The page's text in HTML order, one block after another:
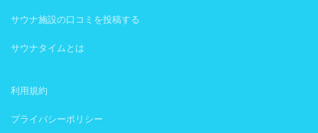
サウナ施設の口コミを投稿する
サウナタイムとは
利用規約
プライバシーポリシー